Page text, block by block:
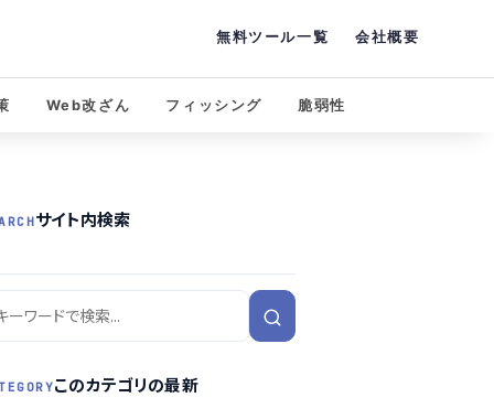
無料ツール一覧 会社概要
Web改ざん フィッシング 脆弱性
サイト内検索
このカテゴリの最新